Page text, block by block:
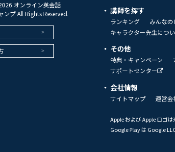
オンライン英会話
ンプ All Rights Reserved.
講師を探す
ランキング みんなの
キャラクター先生につ
その他
特典・キャンペーン
サポートセンター
会社情報
サイトマップ 運営会
Apple および Apple ロゴ
Google Play は Google